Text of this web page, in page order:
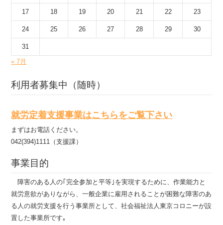
17 18 19 20 21 22 23
24 25 26 27 28 29 30
31
« 7月
利用者募集中（随時）
就労定着支援事業はこちらをご覧下さい
まずはお電話ください。
042(394)1111（支援課）
事業目的
障害のある人の｢完全参加と平等｣を実現するために、作業能力と
就労意欲がありながら、一般企業に雇用されることが困難な障害のあ
る人の就労支援を行う事業所として、社会福祉法人東京コロニーが設
置した事業所です｡